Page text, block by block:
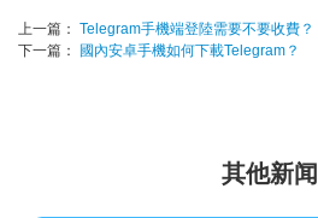
上一篇： Telegram手機端登陸需要不要收費？
下一篇：
國內安卓手機如何下載Telegram？
其他新闻